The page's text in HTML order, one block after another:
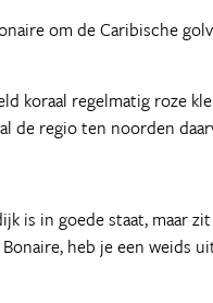
om de Caribische
koraal regelmatig roze
de regio ten noorden
is in goede staat, maar
heb je een